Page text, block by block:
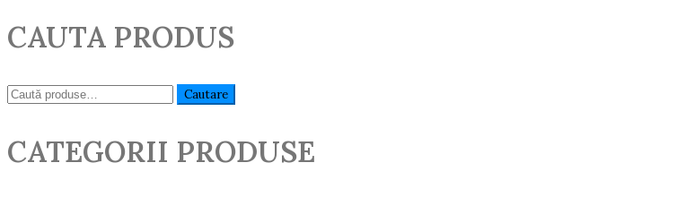
Post
navigation
CAUTA PRODUS
Caută: Cautare
CATEGORII PRODUSE